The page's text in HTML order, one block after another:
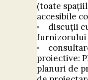
(toate
accesibile
discuții
furnizorului
proiective:
planuri de